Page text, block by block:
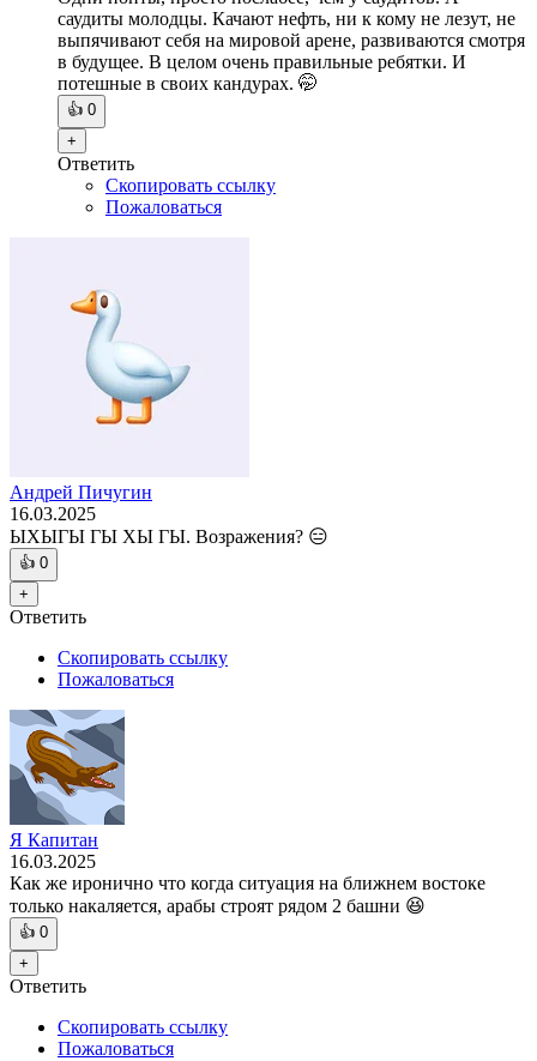
саудиты молодцы. Качают нефть, ни к кому не лезут, не
выпячивают себя на мировой арене, развиваются смотря
в будущее. В целом очень правильные ребятки. И
потешные в своих кандурах. 🤭
👍 0
+
Ответить
Скопировать ссылку
Пожаловаться
Андрей Пичугин
16.03.2025
ЫХЫГЫ ГЫ ХЫ ГЫ. Возражения? 😑
👍 0
+
Ответить
Скопировать ссылку
Пожаловаться
Я Капитан
16.03.2025
Как же иронично что когда ситуация на ближнем востоке
только накаляется, арабы строят рядом 2 башни 😆
👍 0
+
Ответить
Скопировать ссылку
Пожаловаться